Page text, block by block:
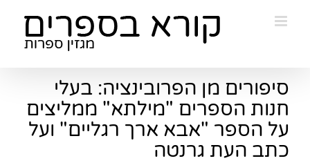
סיפורים מן הפרובינציה: בעלי
חנות הספרים "מילתא" ממליצים
על הספר "אבא ארך רגליים" ועל
כתב העת גרנטה